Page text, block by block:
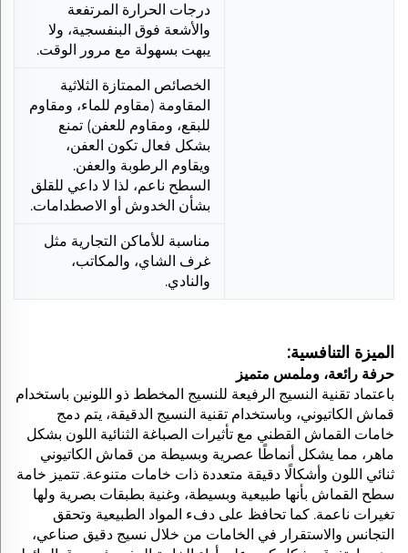
درجات الحرارة المرتفعة
والأشعة فوق البنفسجية، ولا
يبهت بسهولة مع مرور الوقت.
الخصائص الممتازة الثلاثية
المقاومة (مقاوم للماء، ومقاوم
للبقع، ومقاوم للعفن) تمنع
بشكل فعال تكون العفن،
ويقاوم الرطوبة والعفن.
السطح ناعم، لذا لا داعي للقلق
بشأن الخدوش أو الاصطدامات.
مناسبة للأماكن التجارية مثل
غرف الشاي، والمكاتب،
والنادي.
الميزة التنافسية:
حرفة رائعة، وملمس متميز
باعتماد تقنية النسيج الرفيعة للنسيج المخطط ذو اللونين باستخدام
قماش الكاتيوني، وباستخدام تقنية النسيج الدقيقة، يتم دمج
خامات القماش القطني مع تأثيرات الصباغة الثنائية اللون بشكل
ماهر، مما يشكل أنماطًا عصرية وبسيطة من قماش الكاتيوني
ثنائي اللون وأشكالًا دقيقة متعددة ذات خامات متنوعة. تتميز خامة
سطح القماش بأنها طبيعية وبسيطة، وغنية بطبقات بصرية ولها
تغيرات ناعمة. كما تحافظ على دفء المواد الطبيعية وتحقق
التجانس والاستقرار في الخامات من خلال نسيج دقيق صناعي،